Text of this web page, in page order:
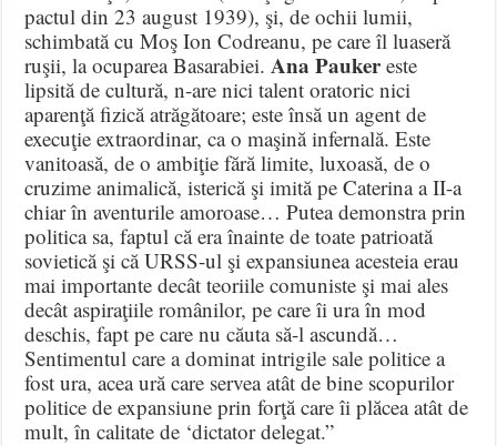
pactul din 23 august 1939), şi, de ochii lumii,
schimbată cu Moş Ion Codreanu, pe care îl luaseră
ruşii, la ocuparea Basarabiei.Ana Paukereste
lipsită de cultură, n-are nici talent oratoric nici
aparenţă fizică atrăgătoare; este însă un agent de
execuţie extraordinar, ca o maşină infernală. Este
vanitoasă, de o ambiţie fără limite, luxoasă, de o
cruzime animalică, isterică şi imită pe Caterina a II-a
chiar în aventurile amoroase… Putea demonstra prin
politica sa, faptul că era înainte de toate patrioată
sovietică şi că URSS-ul şi expansiunea acesteia erau
mai importante decât teoriile comuniste şi mai ales
decât aspiraţiile românilor, pe care îi ura în mod
deschis, fapt pe care nu căuta să-l ascundă…
Sentimentul care a dominat intrigile sale politice a
fost ura, acea ură care servea atât de bine scopurilor
politice de expansiune prin forţă care îi plăcea atât de
mult, în calitate de ‘dictator delegat.”